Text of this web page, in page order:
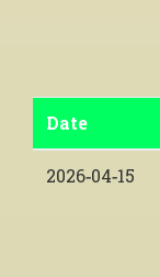
Date
2026-04-15